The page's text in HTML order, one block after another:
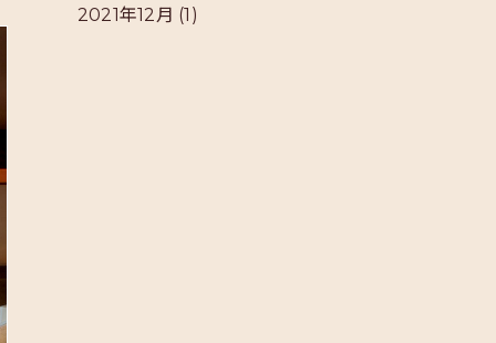
2021年12月 (1)